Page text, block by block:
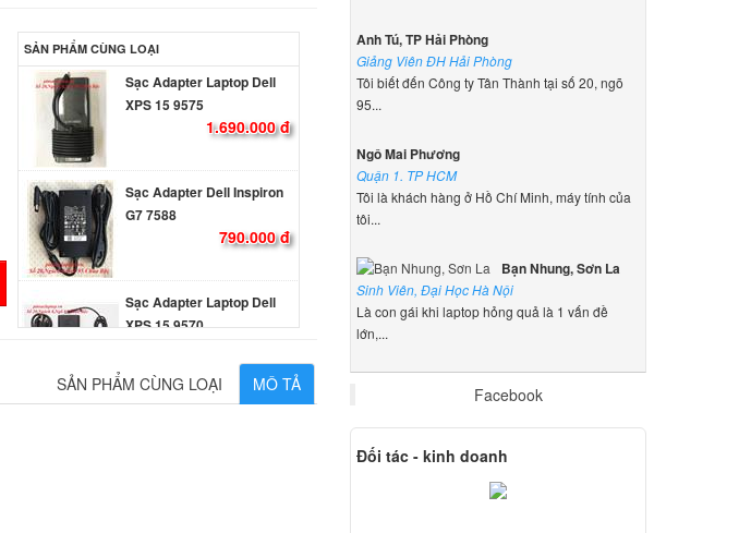
SẢN PHẨM CÙNG LOẠI
Sạc Adapter Laptop Dell
XPS 15 9575
1.690.000 đ
Sạc Adapter Dell Inspiron
G7 7588
790.000 đ
Sạc Adapter Laptop Dell
XPS 15 9570
MÔ TẢ
SẢN PHẨM CÙNG LOẠI
Anh Tú, TP Hải Phòng
Giảng Viên ĐH Hải Phòng
Tôi biết đến Công ty Tân Thành tại số 20, ngõ
95...
Ngô Mai Phương
Quận 1. TP HCM
Tôi là khách hàng ở Hồ Chí Minh, máy tính của
tôi...
Bạn Nhung, Sơn La
Sinh Viên, Đại Học Hà Nội
Là con gái khi laptop hỏng quả là 1 vấn đề
lớn,...
Facebook
Đối tác - kinh doanh